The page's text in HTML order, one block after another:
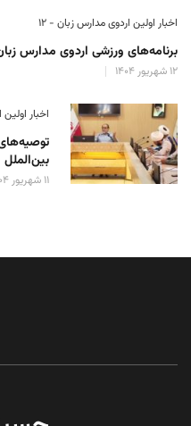
اخبار اولین اردوی مدارس زبان - ۱۲
برنامه‌های ورزشی اردوی مدارس
۱۲ شهریور ۱۴۰۴
اخبار
بین‌الملل
۱۱ شهریور ۱۴۰۴